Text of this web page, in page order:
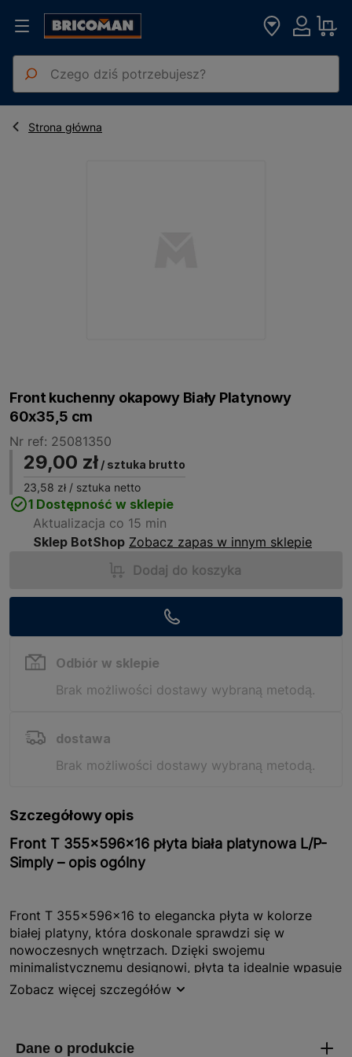
Strona główna
Front kuchenny okapowy Biały Platynowy 60x35,5 cm
Front kuchenny okapowy Biały Platynowy
60x35,5 cm
Nr ref: 25081350
29,00 zł / sztuka brutto
23,58 zł / sztuka netto
1 Dostępność w sklepie
Aktualizacja co 15 min
Sklep BotShop Zobacz zapas w innym sklepie
Dodaj do koszyka
Odbiór w sklepie
Brak możliwości dostawy wybraną metodą.
dostawa
Brak możliwości dostawy wybraną metodą.
Szczegółowy opis
Front T 355x596x16 płyta biała platynowa L/P-
Simply – opis ogólny
Front T 355x596x16 to elegancka płyta w kolorze
białej platyny, która doskonale sprawdzi się w
nowoczesnych wnętrzach. Dzięki swojemu
minimalistycznemu designowi, płyta ta idealnie wpasuje
się w różnorodne aranżacje, dodając im świeżości i
stylu. Produkt jest częścią kolekcji Simply, co oznacza,
korpusem, co ułatwia montaż i zapewnia spójny
Zobacz więcej szczegółów